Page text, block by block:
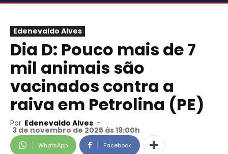
Edenevaldo Alves
Dia D: Pouco mais de 7
mil animais são
vacinados contra a
raiva em Petrolina (PE)
Por Edenevaldo Alves -
3 de novembro de 2025 às 19:00h
WhatsApp Facebook